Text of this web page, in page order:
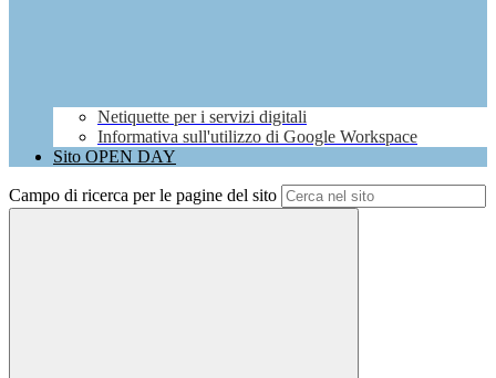
Netiquette per i servizi digitali
Informativa sull'utilizzo di Google Workspace
Sito OPEN DAY
Campo di ricerca per le pagine del sito